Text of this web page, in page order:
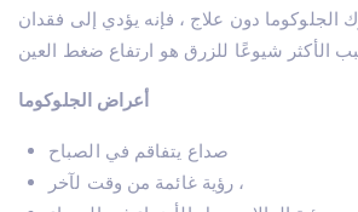
الجلوكوما دون علاج ، فإنه يؤدي إلى فقدان
أعراض الجلوكوما
صداع يتفاقم في الصباح
رؤية غائمة من وقت لآخر ،